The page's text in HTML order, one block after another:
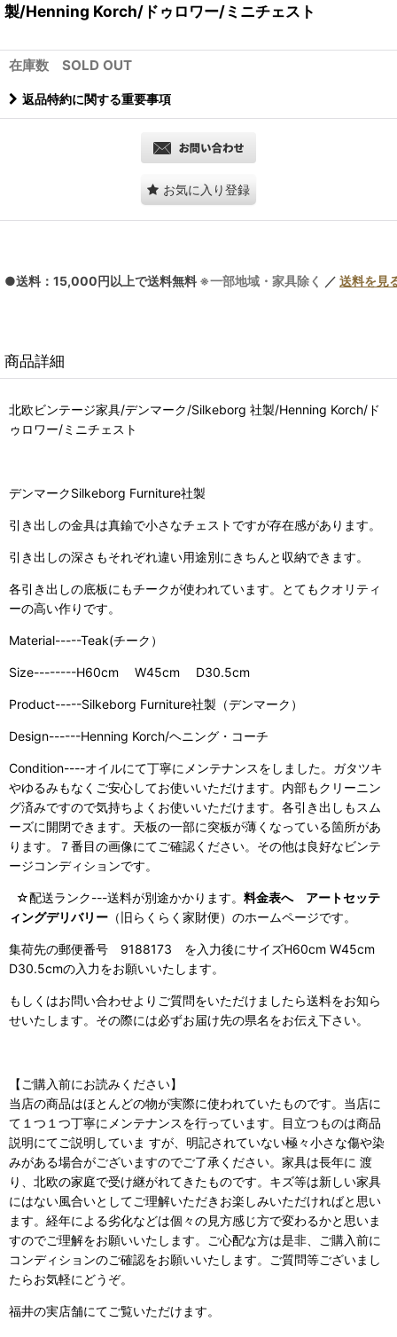
製/Henning Korch/ドゥロワー/ミニチェスト
在庫数 SOLD OUT
返品特約に関する重要事項
お気に入り登録
●送料：15,000円以上で送料無料 ※一部地域・家具除く ／ 送料を見
商品詳細
北欧ビンテージ家具/デンマーク/Silkeborg 社製/Henning Korch/ド
ゥロワー/ミニチェスト
デンマークSilkeborg Furniture社製
引き出しの金具は真鍮で小さなチェストですが存在感があります。
引き出しの深さもそれぞれ違い用途別にきちんと収納できます。
各引き出しの底板にもチークが使われています。とてもクオリティ
ーの高い作りです。
Material-----Teak(チーク）
Size--------H60cm W45cm D30.5cm
Product-----Silkeborg Furniture社製（デンマーク）
Design------Henning Korch/ヘニング・コーチ
Condition----オイルにて丁寧にメンテナンスをしました。ガタツキ
やゆるみもなくご安心してお使いいただけます。内部もクリーニン
グ済みですので気持ちよくお使いいただけます。各引き出しもスム
ーズに開閉できます。天板の一部に突板が薄くなっている箇所があ
ります。７番目の画像にてご確認ください。その他は良好なビンテ
ージコンディションです。
☆配送ランク---送料が別途かかります。 料金表へアートセッテ
ィングデリバリー （旧らくらく家財便） のホームページです。
集荷先の郵便番号 9188173 を入力後にサイズH60cm W45cm
D30.5cmの入力をお願いいたします。
もしくはお問い合わせよりご質問をいただけましたら送料をお知ら
せいたします。その際には必ずお届け先の県名をお伝え下さい。
【ご購入前にお読みください】
当店の商品はほとんどの物が実際に使われていたものです。当店に
て１つ１つ丁寧にメンテナンスを行っています。目立つものは商品
説明にてご説明していま すが、明記されていない極々小さな傷や染
みがある場合がございますのでご了承ください。家具は長年に 渡
り、北欧の家庭で受け継がれてきたものです。キズ等は新しい家具
にはない風合いとしてご理解いただきお楽しみいただければと思い
ます。経年による劣化などは個々の見方感じ方で変わるかと思いま
すのでご理解をお願いいたします。ご心配な方は是非、ご購入前に
コンディションのご確認をお願いいたします。ご質問等ございまし
たらお気軽にどうぞ。
福井の実店舗にてご覧いただけます。